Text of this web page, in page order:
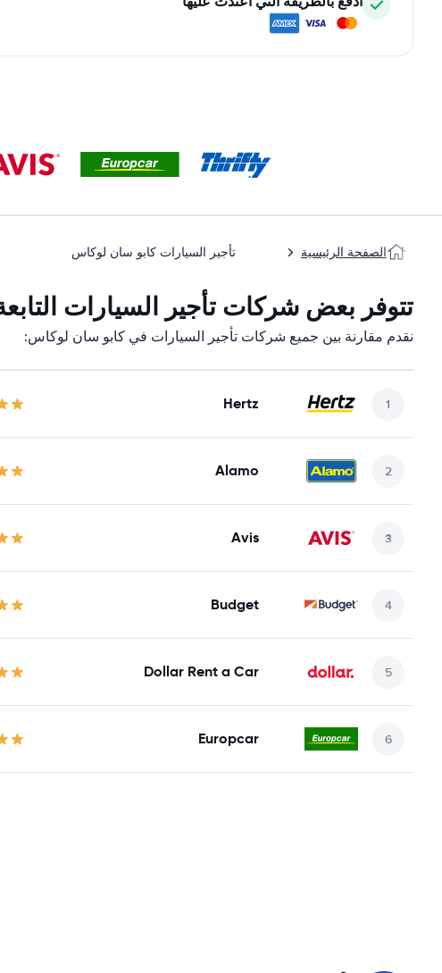
الصفحة الرئيسية تأجير السيارات كابو سان لوكاس
تتوفر بعض شركات تأجير السيارات
نقدم مقارنة بين جميع شركات تأجير السيارات في كابو سان لوكاس:
Hertz
Alamo
Avis
Budget
Dollar Rent a Car
Europcar